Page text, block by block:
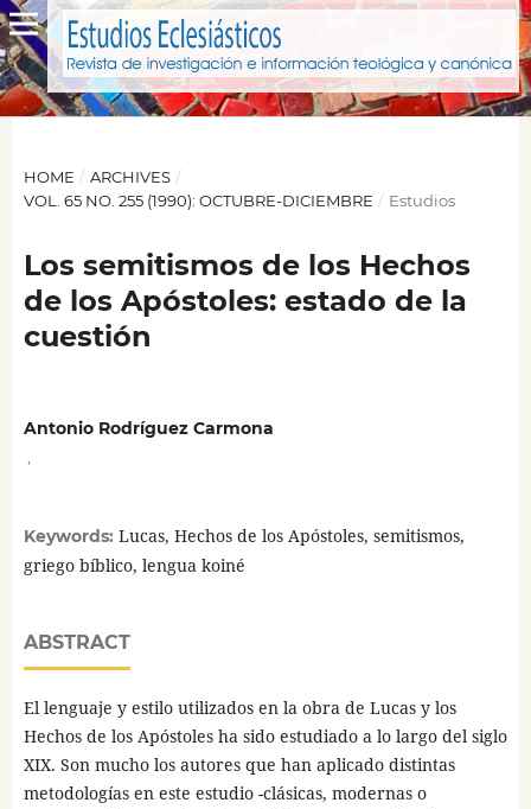
HOME / ARCHIVES /
VOL. 65 NO. 255 (1990): OCTUBRE-DICIEMBRE / Estudios
Los semitismos de los Hechos
de los Apóstoles: estado de la
cuestión
Antonio Rodríguez Carmona
Keywords: Lucas, Hechos de los Apóstoles, semitismos,
griego bíblico, lengua koiné
ABSTRACT
El lenguaje y estilo utilizados en la obra de Lucas y los
Hechos de los Apóstoles ha sido estudiado a lo largo del siglo
XIX. Son mucho los autores que han aplicado distintas
metodologías en este estudio -clásicas, modernas o